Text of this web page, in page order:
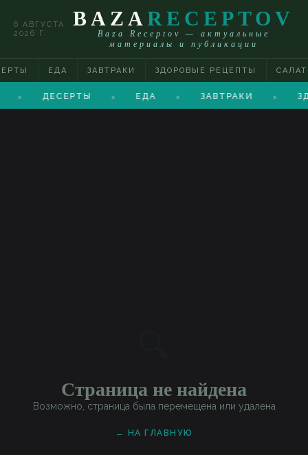
6 АВГУСТА
2026 Г.
BAZA RECEPTOV
Baza Receptov — актуальные
материалы и публикации
ЕДА ЗАВТРАКИ ЗДОРОВЫЕ РЕЦЕПТЫ
> ДЕСЕРТЫ > ЕДА > ЗАВТРАКИ >
Страница не найдена
Возможно, страница была перемещена или удалена
← НА ГЛАВНУЮ